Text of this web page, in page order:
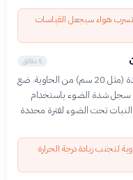
تسرب هواء سيجعل القياسات
5 دقائق
ضع مصدر الضوء LED على مسافة محددة (مثل 20 سم) من الحاوية. ضع
20-25 درجة مئوية. سجل شدة الضوء باستخدام
تحت الضوء لفترة محددة
لتجنب زيادة درجة الحرارة